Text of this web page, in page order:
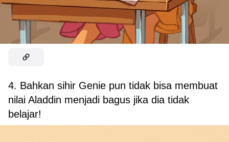
4. Bahkan sihir Genie pun tidak bisa membuat
nilai Aladdin menjadi bagus jika dia tidak
belajar!